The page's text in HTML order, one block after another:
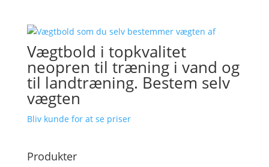
Vægtbold i topkvalitet
neopren til træning i vand og
til landtræning. Bestem selv
vægten
Bliv kunde for at se priser
Produkter